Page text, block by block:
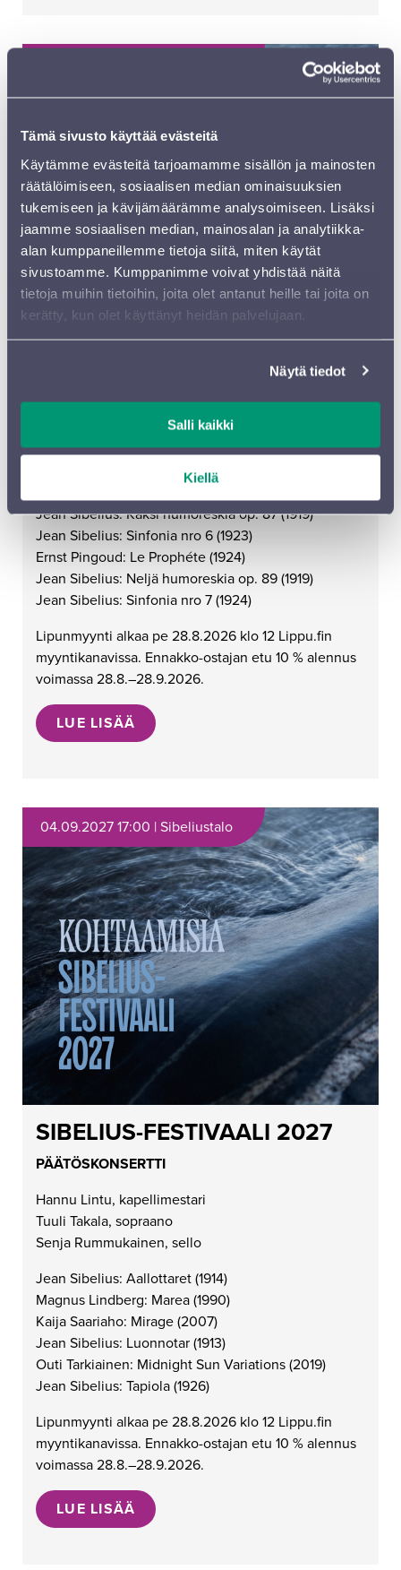
Tämä sivusto käyttää evästeitä
Käytämme evästeitä tarjoamamme sisällön ja mainosten
räätälöimiseen, sosiaalisen median ominaisuuksien
tukemiseen ja kävijämäärämme analysoimiseen. Lisäksi
jaamme sosiaalisen median, mainosalan ja analytiikka-
alan kumppaneillemme tietoja siitä, miten käytät
sivustoamme. Kumppanimme voivat yhdistää näitä
tietoja muihin tietoihin, joita olet antanut heille tai joita on
kerätty, kun olet käyttänyt heidän palvelujaan.
Näytä tiedot
Salli kaikki
Kiellä
SIBELIUS-FESTIVAALI 2027
SINFONIAKONSERTTI
Hannu Lintu, kapellimestari
Lilja Haatainen, viulu
Jean Sibelius: Kaksi humoreskia op. 87 (1919)
Jean Sibelius: Sinfonia nro 6 (1923)
Ernst Pingoud: Le Prophéte (1924)
Jean Sibelius: Neljä humoreskia op. 89 (1919)
Jean Sibelius: Sinfonia nro 7 (1924)
Lipunmyynti alkaa pe 28.8.2026 klo 12 Lippu.fin
myyntikanavissa. Ennakko-ostajan etu 10 % alennus
voimassa 28.8.–28.9.2026.
LUE LISÄÄ
04.09.2027 17:00 | Sibeliustalo
SIBELIUS-FESTIVAALI 2027
PÄÄTÖSKONSERTTI
Hannu Lintu, kapellimestari
Tuuli Takala, sopraano
Senja Rummukainen, sello
Jean Sibelius: Aallottaret (1914)
Magnus Lindberg: Marea (1990)
Kaija Saariaho: Mirage (2007)
Jean Sibelius: Luonnotar (1913)
Outi Tarkiainen: Midnight Sun Variations (2019)
Jean Sibelius: Tapiola (1926)
Lipunmyynti alkaa pe 28.8.2026 klo 12 Lippu.fin
myyntikanavissa. Ennakko-ostajan etu 10 % alennus
voimassa 28.8.–28.9.2026.
LUE LISÄÄ